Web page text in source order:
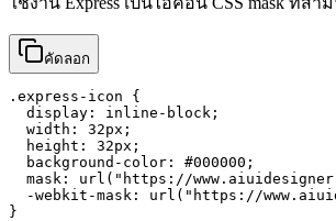
คัดลอก
.express-icon {
  display: inline-block;
  width: 32px;
  height: 32px;
  background-color: #000000;
mask: url("https://
-webkit-mask: url("https://
}